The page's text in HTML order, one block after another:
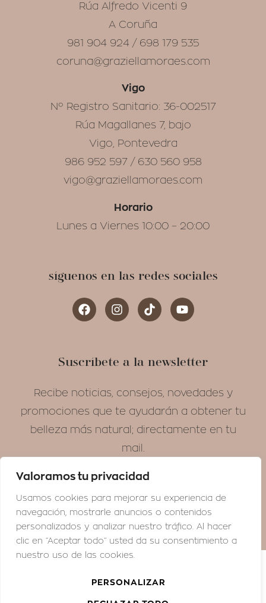
Valoramos tu privacidad
Usamos cookies para mejorar su experiencia de
navegación, mostrarle anuncios o contenidos
personalizados y analizar nuestro tráfico. Al hacer
clic en “Aceptar todo” usted da su consentimiento a
nuestro uso de las cookies.
PERSONALIZAR
Rúa Alfredo Vicenti 9
A Coruña
981 904 924 / 698 179 535
coruna@graziellamoraes.com
Vigo
Nº Registro Sanitario: 36-002517
Rúa Magallanes 7, bajo
Vigo, Pontevedra
986 952 597 / 630 560 958
vigo@graziellamoraes.com
Horario
Lunes a Viernes 10:00 – 20:00
síguenos en las redes sociales
Suscríbete a la newsletter
Recibe noticias, consejos, novedades y
promociones que te ayudarán a obtener tu
belleza más natural; directamente en tu
mail.